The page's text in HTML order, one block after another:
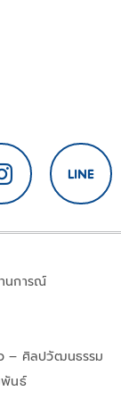
นการณ์
– ศิลปวัฒนธรรม
พันธ์